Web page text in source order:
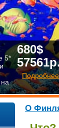
О
680$
Подробнее
5*